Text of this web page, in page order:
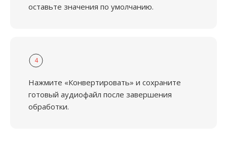
оставьте значения по умолчанию.
4
Нажмите «Конвертировать» и сохраните
готовый аудиофайл после завершения
обработки.